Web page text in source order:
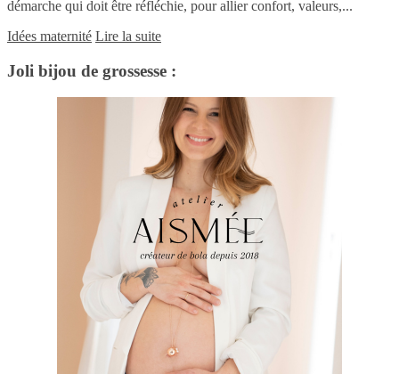
démarche qui doit être réfléchie, pour allier confort, valeurs,...
Idées maternité Lire la suite
Joli bijou de grossesse :